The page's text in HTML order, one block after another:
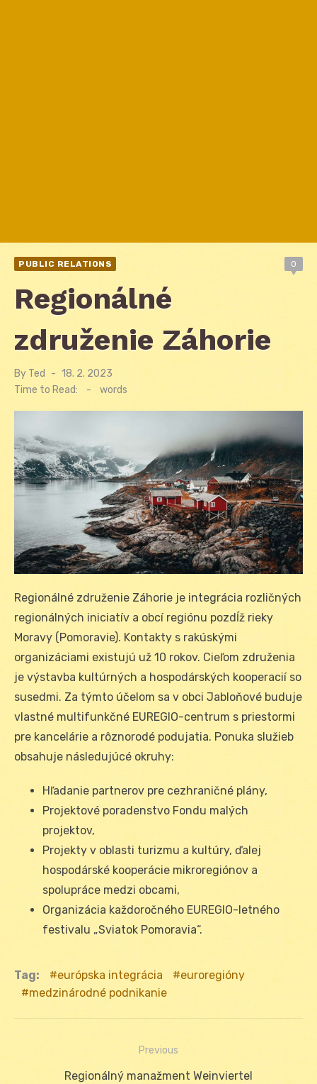
PUBLIC RELATIONS 0
Regionálné
združenie Záhorie
By Ted
Posted
on
18. 2. 2023
Time to Read:
- words
Regionálné združenie Záhorie je integrácia rozličných
regionálných iniciatív a obcí regiónu pozdĺž rieky
Moravy (Pomoravie). Kontakty s rakúskými
organizáciami existujú už 10 rokov. Cieľom združenia
je výstavba kultúrných a hospodárských kooperacií so
susedmi. Za týmto účelom sa v obci Jabloňové buduje
vlastné multifunkčné EUREGIO-centrum s priestormi
pre kancelárie a rôznorodé podujatia. Ponuka služieb
obsahuje následujúcé okruhy:
Hľadanie partnerov pre cezhraničné plány,
Projektové poradenstvo Fondu malých
projektov,
Projekty v oblasti turizmu a kultúry, ďalej
hospodárské kooperácie mikroregiónov a
spolupráce medzi obcami,
Organizácia každoročného EUREGIO-letného
festivalu „Sviatok Pomoravia“.
Tag: európska integrácia
euroregióny
medzinárodné podnikanie
Navigácia
Previous
Previous
Regionálný manažment Weinviertel